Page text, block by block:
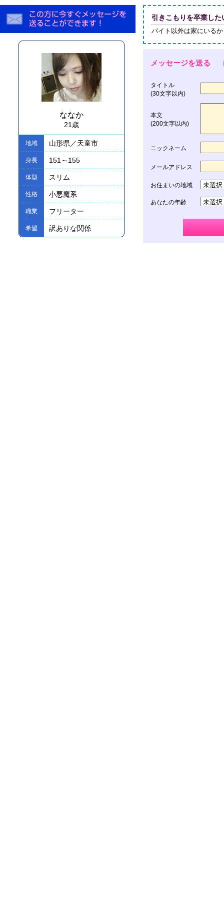
ななか
21歳
地域 山形県／天童市
身長 151～155
体型 スリム
性格 小悪魔系
職業 フリーター
希望 訳ありな関係
引きこもりを卒業し
バイト以外は家にいる
メッセージを送る
タイトル
(30文字以内)
本文
(200文字以内)
ニックネーム
メールアドレス
お住まいの地域
あなたの年齢